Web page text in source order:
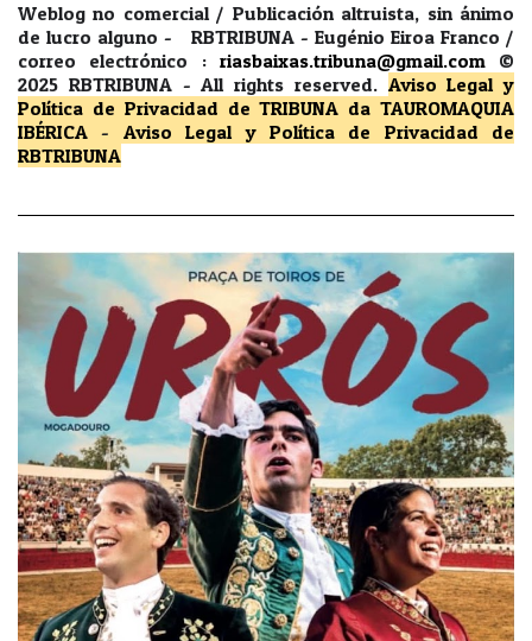
Weblog no comercial / Publicación altruista, sin ánimo
de lucro alguno - RBTRIBUNA - Eugénio Eiroa Franco /
correo electrónico : riasbaixas.tribuna@gmail.com
©
2025 RBTRIBUNA -All rights reserved. Aviso Legal y
Política de Privacidad de TRIBUNA da TAUROMAQUIA
IBÉRICA - Aviso Legal y Política de Privacidad
de
RBTRIBUNA